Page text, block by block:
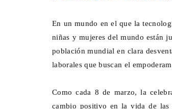
En un mundo en el que la
niñas y mujeres del mundo están
población mundial en clara
laborales que buscan el
Como cada 8 de marzo, la
cambio positivo en la vida de